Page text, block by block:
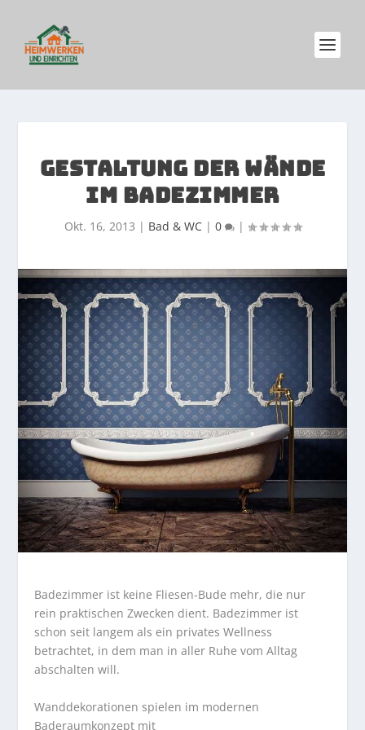
GESTALTUNG DER WÄNDE
IM BADEZIMMER
Okt. 16, 2013 | Bad & WC| 0 |
Badezimmer ist keine Fliesen-Bude mehr, die nur
rein praktischen Zwecken dient. Badezimmer ist
schon seit langem als ein privates Wellness
betrachtet, in dem man in aller Ruhe vom Alltag
abschalten will.
Wanddekorationen spielen im modernen
Baderaumkonzept mit